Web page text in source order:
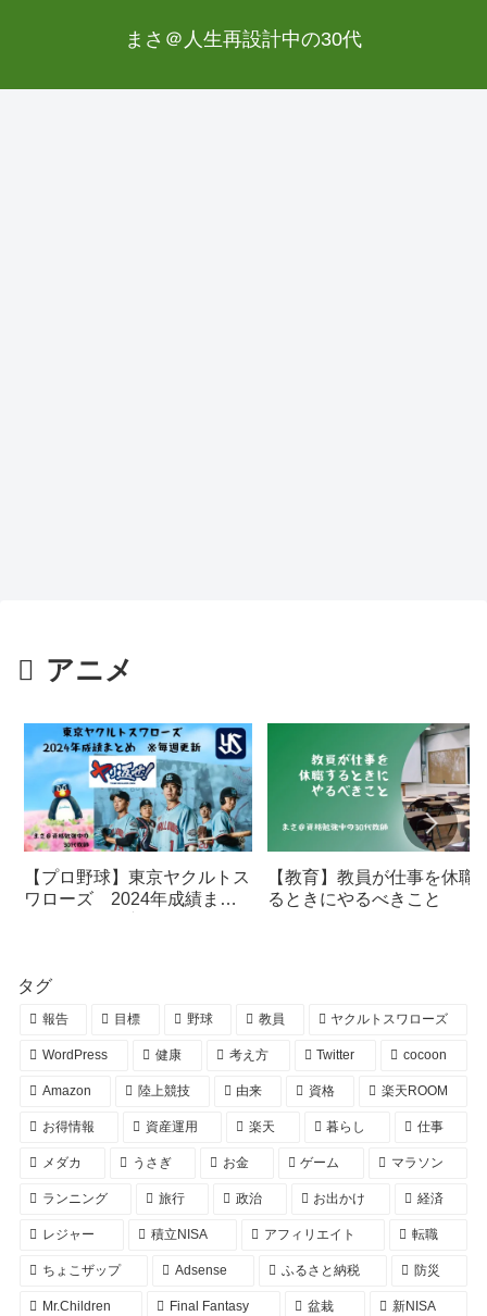
まさ＠人生再設計中の30代
アニメ
【プロ野球】東京ヤクルトス
ワローズ 2024年成績まと
【教育】教員が仕事を休職
るときにやるべきこと
タグ
報告 目標 野球 教員 ヤクルトスワローズ
WordPress 健康 考え方 Twitter cocoon
Amazon 陸上競技 由来 資格 楽天ROOM
お得情報 資産運用 楽天 暮らし 仕事
メダカ うさぎ お金 ゲーム マラソン
ランニング 旅行 政治 お出かけ 経済
レジャー 積立NISA アフィリエイト 転職
ちょこザップ Adsense ふるさと納税 防災
Mr.Children Final Fantasy 盆栽 新NISA